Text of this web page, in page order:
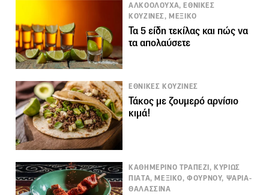
ΑΛΚΟΟΛΟΥΧΑ, ΕΘΝΙΚΕΣ
ΚΟΥΖΙΝΕΣ, ΜΕΞΙΚΟ
Τα 5 είδη τεκίλας και πώς να
τα απολαύσετε
ΕΘΝΙΚΕΣ ΚΟΥΖΙΝΕΣ
Τάκος με ζουμερό αρνίσιο
κιμά!
ΚΑΘΗΜΕΡΙΝΟ ΤΡΑΠΕΖΙ, ΚΥΡΙΩΣ
ΠΙΑΤΑ, ΜΕΞΙΚΟ, ΦΟΥΡΝΟΥ, ΨΑΡΙΑ-
ΘΑΛΑΣΣΙΝΑ